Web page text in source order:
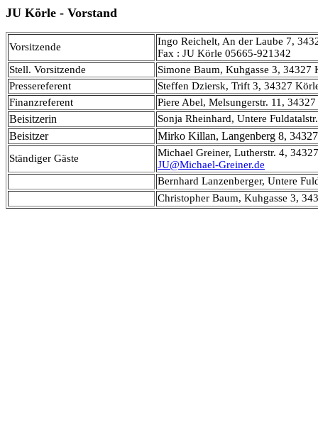
JU Körle - Vorstand
Vorsitzende
Ingo Reichelt, An der Laube 7,
Fax : JU Körle 05665-921342
Stell. Vorsitzende
Simone Baum, Kuhgasse 3, 34327
Pressereferent
Steffen Dziersk, Trift 3, 34327
Finanzreferent
Piere Abel, Melsungerstr. 11,
Beisitzerin Sonja Rheinhard, Untere
Beisitzer Mirko Killan, Langenberg 8,
Ständiger Gäste
Michael Greiner, Lutherstr. 4,
JU@Michael-Greiner.de
Bernhard Lanzenberger, Untere
Christopher Baum, Kuhgasse 3,